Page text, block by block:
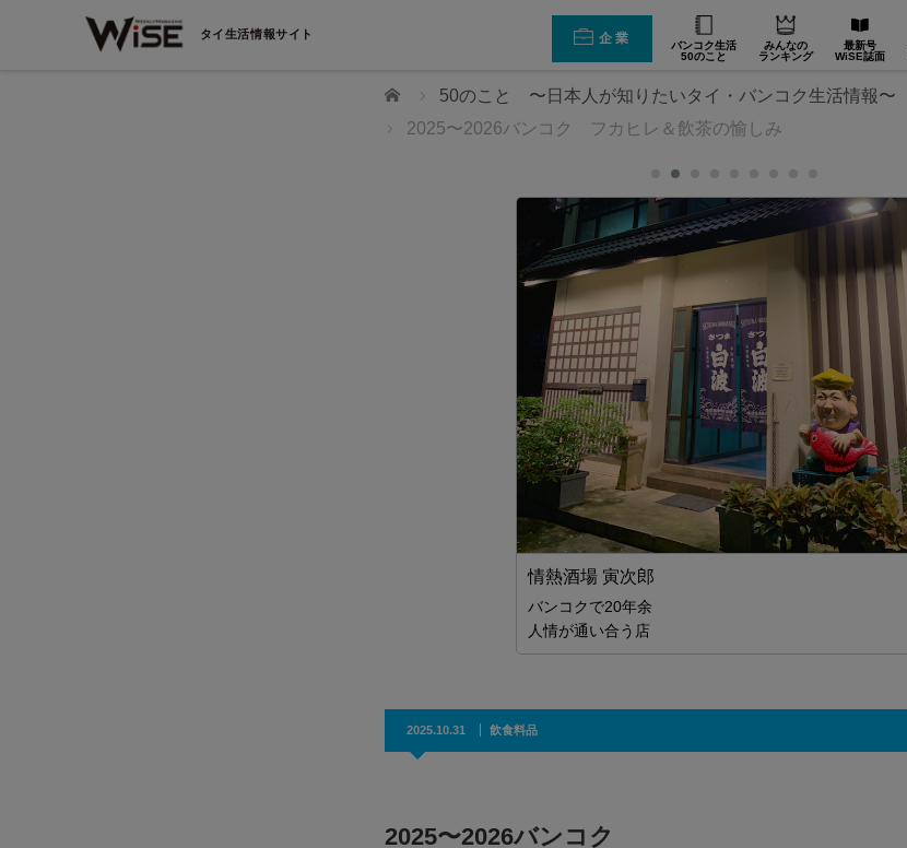
タイ生活情報サイト 企業
バンコク生活
50のこと
みんなの
ランキング
最新号
WiSE誌面
ホーム
50のこと 〜日本人が知りたいタイ・バンコク生活情報〜
2025〜2026バンコク フカヒレ＆飲茶の愉しみ
情熱酒場 寅次郎
バンコクで20年余
人情が通い合う店
2025.10.31 飲食料品
2025〜2026バンコク